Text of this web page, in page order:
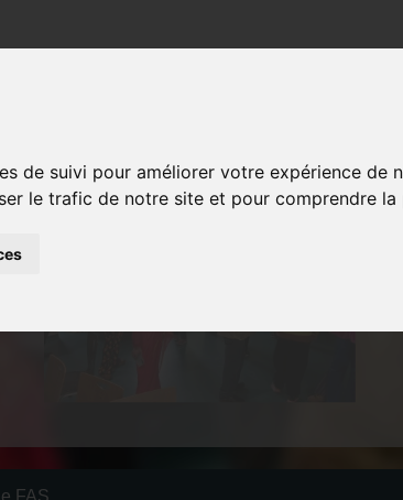
de suivi pour améliorer votre expérience de
le trafic de notre site et pour comprendre la
ORGANISÉ
FAS